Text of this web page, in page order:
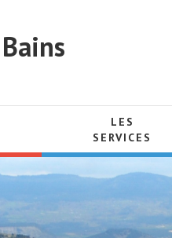
Bains
LES
SERVICES